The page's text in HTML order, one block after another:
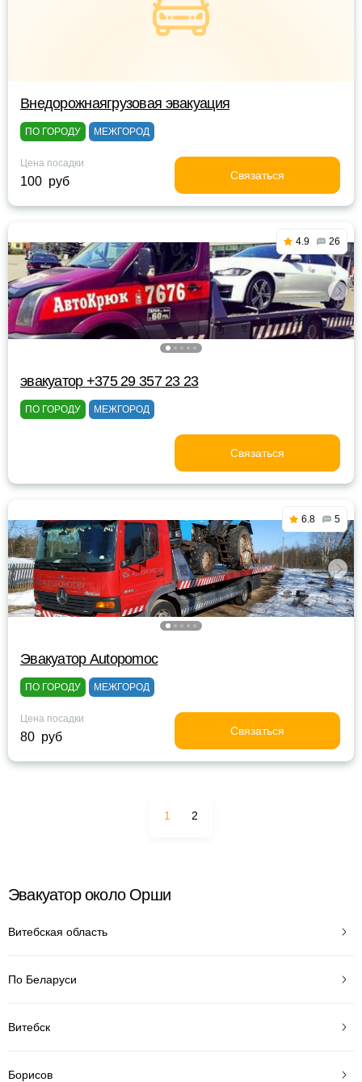
Внедорожнаягрузовая эвакуация
ПО ГОРОДУ МЕЖГОРОД
Цена посадки
100 руб Связаться
4.9 26
эвакуатор +375 29 357 23 23
ПО ГОРОДУ МЕЖГОРОД
Связаться
6.8 5
Эвакуатор Autopomoc
ПО ГОРОДУ МЕЖГОРОД
Цена посадки
80 руб Связаться
1 2
Эвакуатор около Орши
Витебская область
По Беларуси
Витебск
Борисов